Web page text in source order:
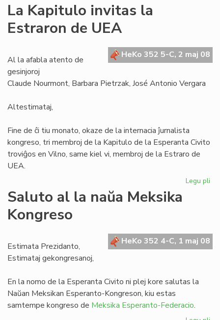
La Kapitulo invitas la
Estraron de UEA
HeKo 352 5-C, 2 maj 08
Al la afabla atento de
gesinjoroj
Claude Nourmont, Barbara Pietrzak, José Antonio Vergara
Altestimataj,
Fine de ĉi tiu monato, okaze de la internacia ĵurnalista
kongreso, tri membroj de la Kapitulo de la Esperanta Civito
troviĝos en Vilno, same kiel vi, membroj de la Estraro de
UEA.
Legu pli
Saluto al la naŭa Meksika
Kongreso
HeKo 352 4-C, 1 maj 08
Estimata Prezidanto,
Estimataj gekongresanoj,
En la nomo de la Esperanta Civito ni plej kore salutas la
Naŭan Meksikan Esperanto-Kongreson, kiu estas
samtempe kongreso de Meksika Esperanto-Federacio.